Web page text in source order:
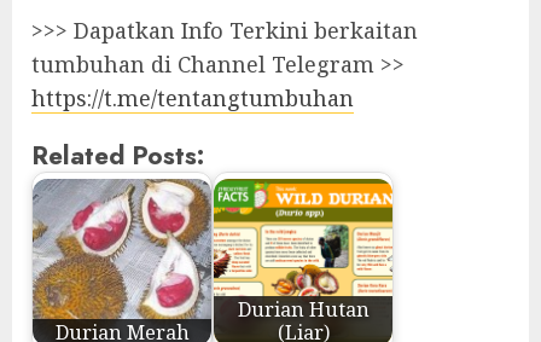
>>> Dapatkan Info Terkini berkaitan
tumbuhan di Channel Telegram >>
https://t.me/tentangtumbuhan
Related Posts:
Durian Merah
Durian Hutan
(Liar)